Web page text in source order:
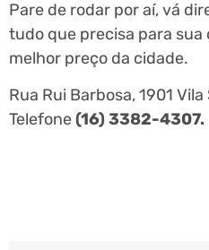
Pare de rodar por aí, vá
tudo que precisa para
melhor preço da cidade.
Rua Rui Barbosa, 1901
Telefone(16) 3382-4307.